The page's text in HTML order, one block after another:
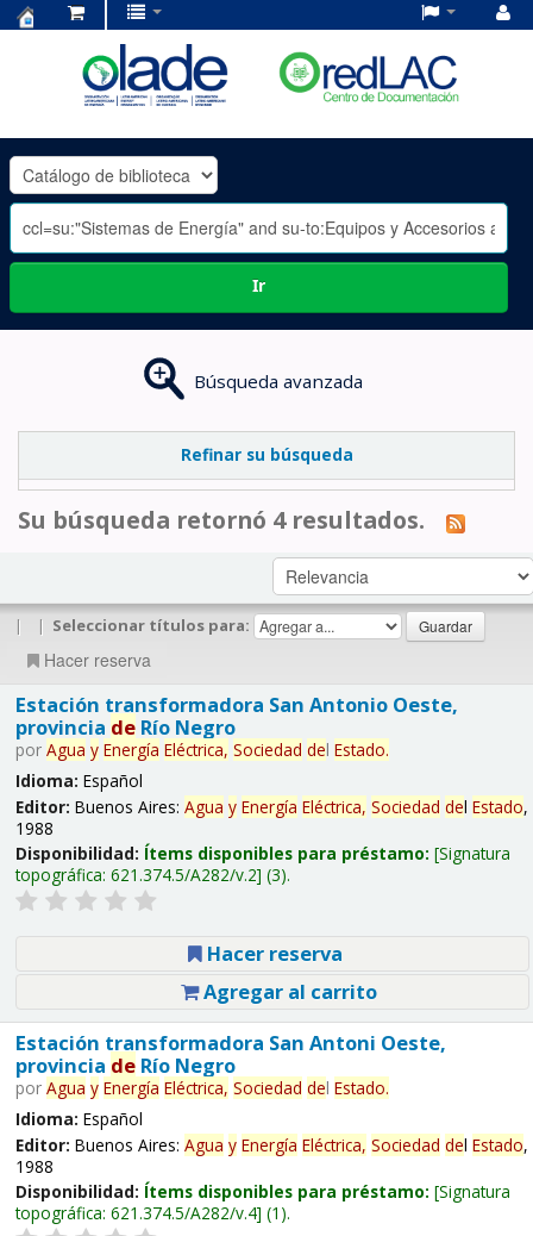
OLADE
-
Ir
Búsqueda avanzada
Refinar su búsqueda
Su búsqueda retornó 4 resultados.
| | Seleccionar títulos para:
Hacer reserva
Estación transformadora San Antonio Oeste,
provincia deRío Negro
por Agua y Energía Eléctrica, Sociedad del Estado.
Idioma: Español
Editor: Buenos Aires: Agua y Energía Eléctrica, Sociedad del Estado,
1988
Disponibilidad: Ítems disponibles para préstamo: Signatura
topográfica: 621.374.5/A282/v.2 (3).
Hacer reserva
Agregar al carrito
Estación transformadora San Antoni Oeste,
provincia deRío Negro
por Agua y Energía Eléctrica, Sociedad del Estado.
Idioma: Español
Editor: Buenos Aires: Agua y Energía Eléctrica, Sociedad del Estado,
1988
Disponibilidad: Ítems disponibles para préstamo: Signatura
topográfica: 621.374.5/A282/v.4 (1).